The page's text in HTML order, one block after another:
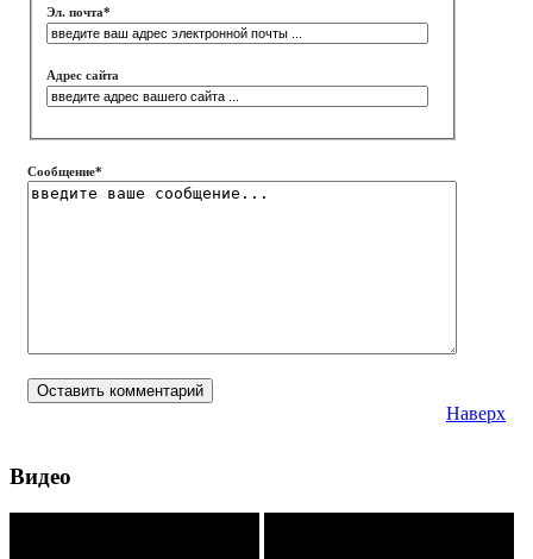
Эл. почта*
Адрес сайта
Сообщение*
Наверх
Видео